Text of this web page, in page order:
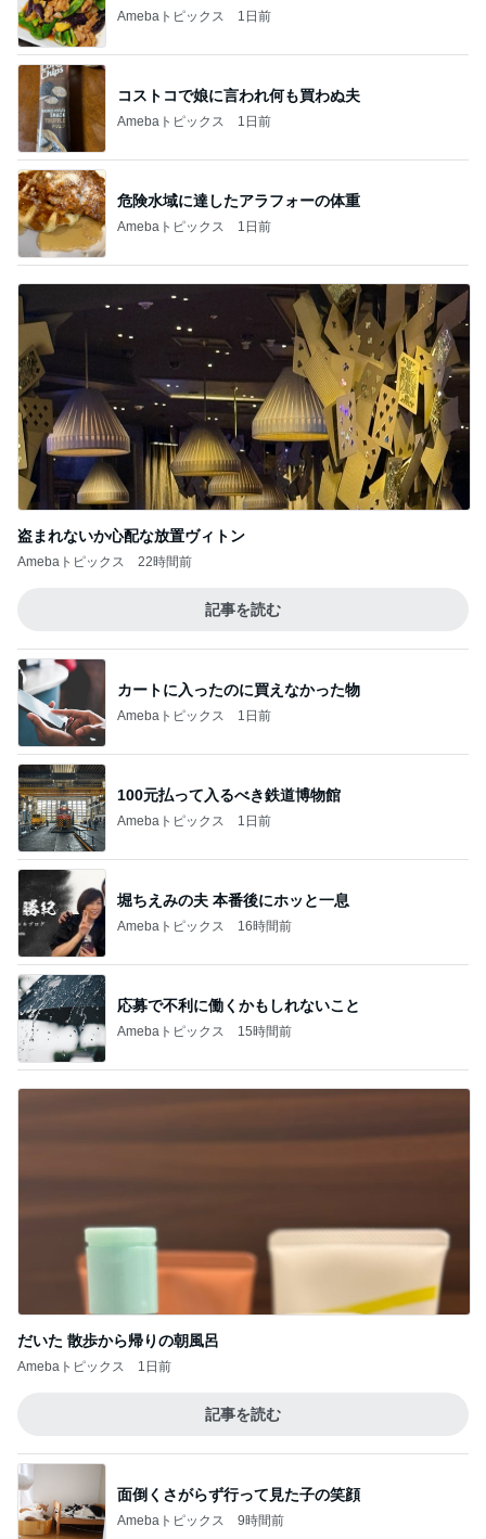
Amebaトピックス 1日前
コストコで娘に言われ何も買わぬ夫
Amebaトピックス 1日前
危険水域に達したアラフォーの体重
Amebaトピックス 1日前
盗まれないか心配な放置ヴィトン
Amebaトピックス 22時間前
記事を読む
カートに入ったのに買えなかった物
Amebaトピックス 1日前
100元払って入るべき鉄道博物館
Amebaトピックス 1日前
堀ちえみの夫 本番後にホッと一息
Amebaトピックス 16時間前
応募で不利に働くかもしれないこと
Amebaトピックス 15時間前
だいた 散歩から帰りの朝風呂
Amebaトピックス 1日前
記事を読む
面倒くさがらず行って見た子の笑顔
Amebaトピックス 9時間前